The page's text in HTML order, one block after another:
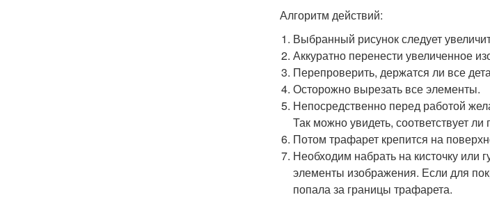
Алгоритм действий:
Выбранный рисунок следует
Аккуратно перенести увеличенное
Перепроверить, держатся ли все
Осторожно вырезать все элементы.
Непосредственно перед работой
Так можно увидеть, соответствует
Потом трафарет крепится на
Необходим набрать на кисточку или
элементы изображения. Если для
попала за границы трафарета.